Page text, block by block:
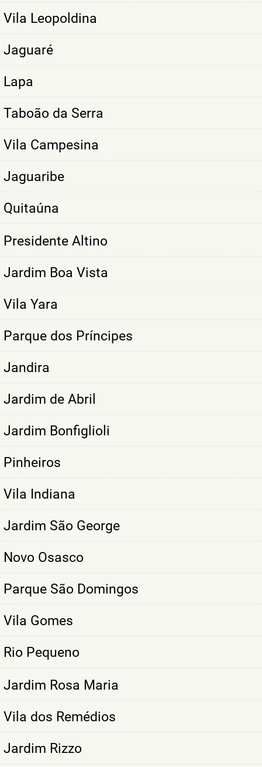
Vila Leopoldina
Jaguaré
Lapa
Taboão da Serra
Vila Campesina
Jaguaribe
Quitaúna
Presidente Altino
Jardim Boa Vista
Vila Yara
Parque dos Príncipes
Jandira
Jardim de Abril
Jardim Bonfiglioli
Pinheiros
Vila Indiana
Jardim São George
Novo Osasco
Parque São Domingos
Vila Gomes
Rio Pequeno
Jardim Rosa Maria
Vila dos Remédios
Jardim Rizzo